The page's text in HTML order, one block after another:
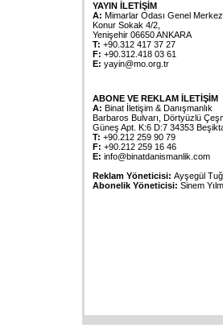
YAYIN İLETİŞİM
A: Mimarlar Odası Genel
Konur Sokak 4/2,
Yenişehir 06650 ANKARA
T: +90.312 417 37 27
F: +90.312.418 03 61
E: yayin@mo.org.tr
ABONE VE REKLAM İLETİŞİM
A: Binat İletişim & Danışmanlık
Barbaros Bulvarı, Dörtyüzlü
Güneş Apt. K:6 D:7 34353
T: +90.212 259 90 79
F: +90.212 259 16 46
E: info@binatdanismanlik.com
Reklam Yöneticisi: Ayşegül
Abonelik Yöneticisi: Sinem